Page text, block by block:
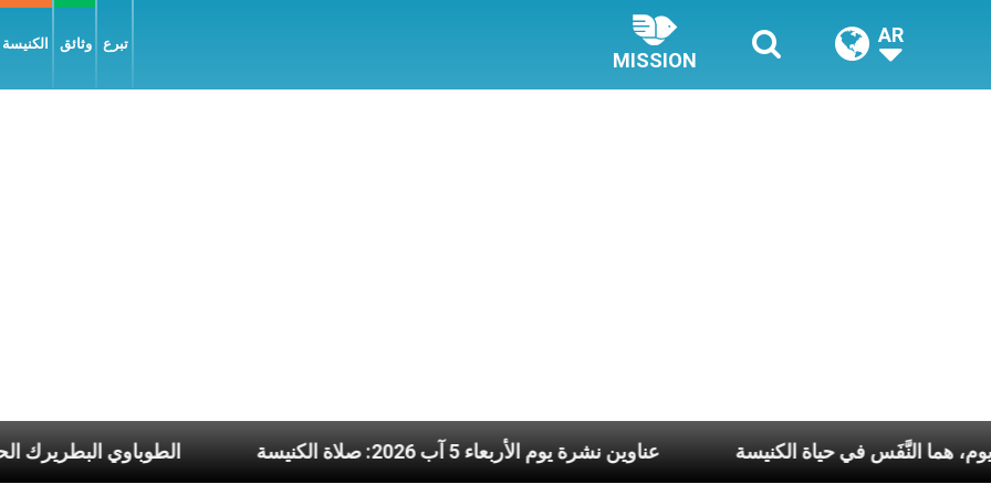
وثائق تبرع
MISSION
AR
عناوين نشرة يوم الأربعاء 5 آب 2026: صلاة الكنيسة كلّ أسبوع وكلّ يوم، هما النَّفَس في حياة الكنيسة